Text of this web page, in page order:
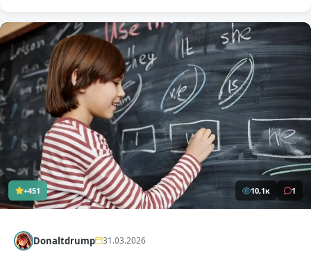
+451 10,1к 1
Donaltdrump 31.03.2026